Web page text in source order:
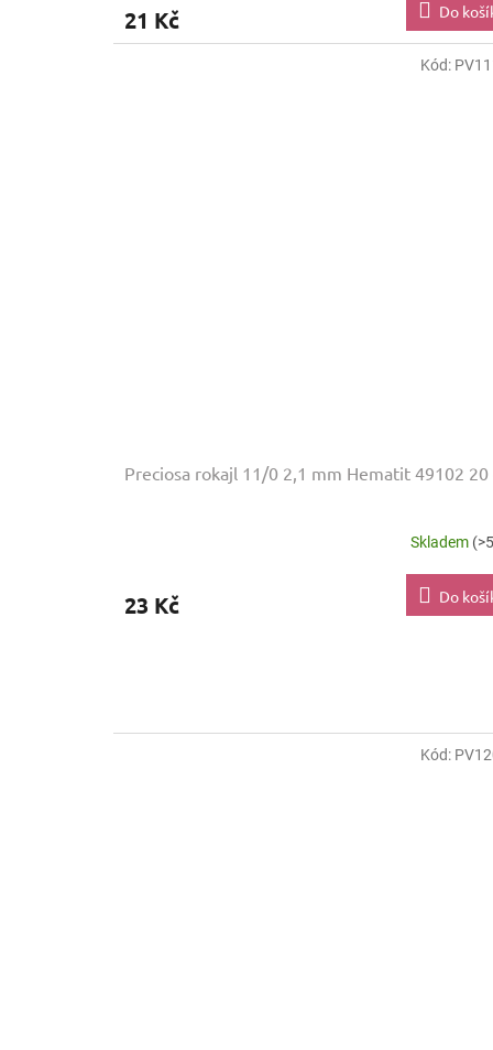
21 Kč Do
Preciosa rokajl 11/0 2,1 mm Hematit 49102 20
Skladem
23 Kč Do
Kód:
Kód: